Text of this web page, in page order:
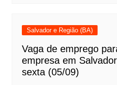
Salvador e Região (BA)
Vaga de emprego
empresa em
sexta (05/09)